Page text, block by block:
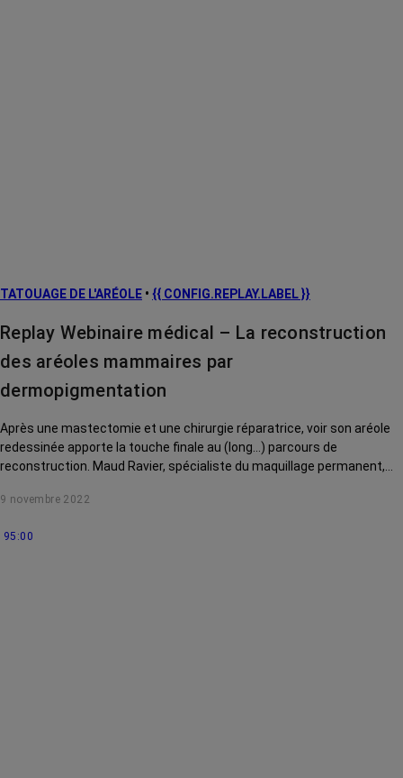
TATOUAGE DE L'ARÉOLE • {{ CONFIG.REPLAY.LABEL }}
Replay Webinaire médical – La reconstruction
des aréoles mammaires par
dermopigmentation
Après une mastectomie et une chirurgie réparatrice, voir son aréole
redessinée apporte la touche finale au (long…) parcours de
reconstruction. Maud Ravier, spécialiste du maquillage permanent,
dermopigmentation en trompe-l'oeil. Ce webinaire a été enregistré le
9 novembre 2022
95:00